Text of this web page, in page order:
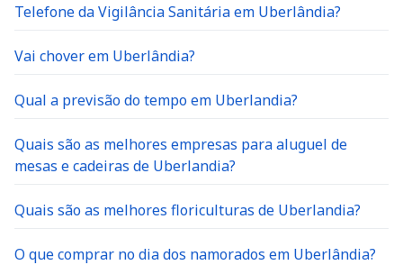
Telefone da Vigilância Sanitária em Uberlândia?
Vai chover em Uberlândia?
Qual a previsão do tempo em Uberlandia?
Quais são as melhores empresas para aluguel de
mesas e cadeiras de Uberlandia?
Quais são as melhores floriculturas de Uberlandia?
O que comprar no dia dos namorados em Uberlândia?